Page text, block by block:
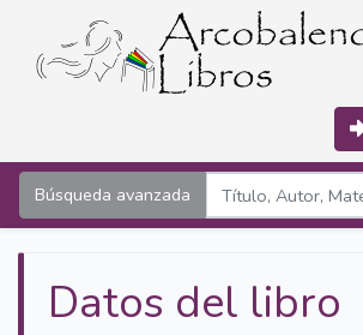
Búsqueda avanzada
Datos del libro